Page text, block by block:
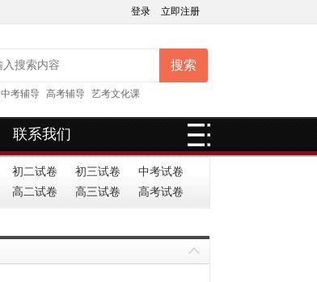
登录 立即注册
搜索
中考辅导 高考辅导 艺考文化课
联系我们
初二试卷 初三试卷
中考试卷
高二试卷 高三试卷 高考试卷